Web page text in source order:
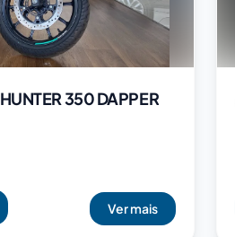
HUNTER 350 DAPPER
Ver mais